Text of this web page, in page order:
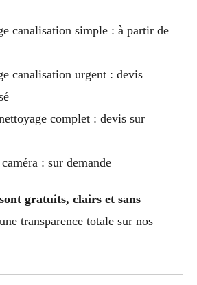
canalisation simple : à partir de
canalisation urgent : devis
complet : devis sur
: sur demande
gratuits, clairs et sans
transparence totale sur nos